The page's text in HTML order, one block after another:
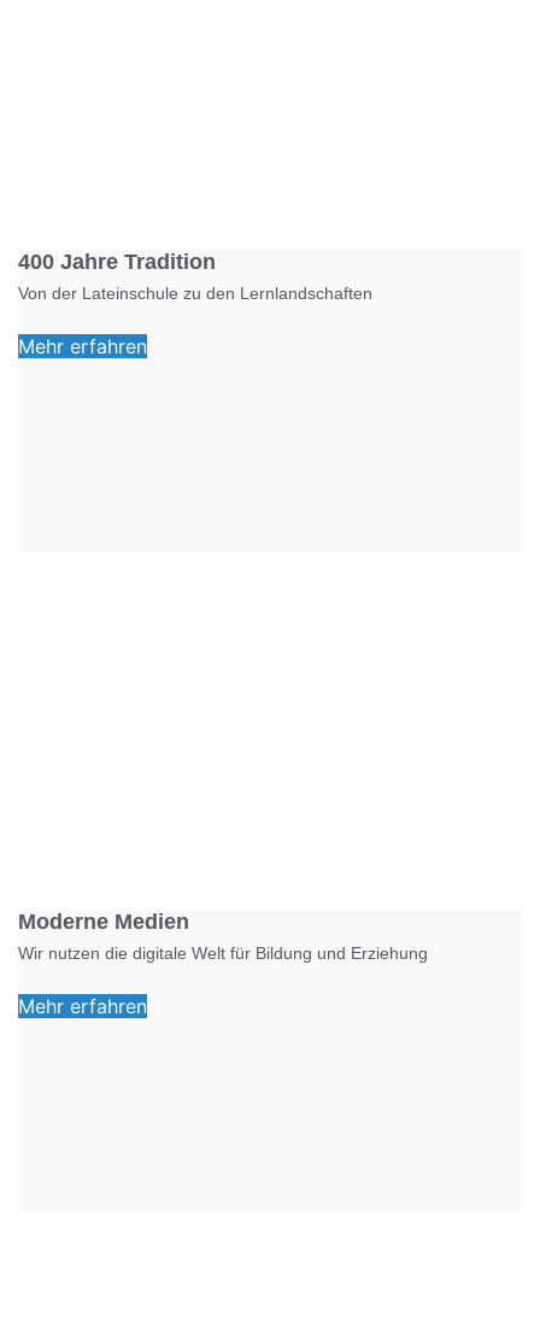
400 Jahre Tradition
Von der Lateinschule zu den Lernlandschaften
Mehr erfahren
Moderne Medien
Wir nutzen die digitale Welt für Bildung und Erziehung
Mehr erfahren